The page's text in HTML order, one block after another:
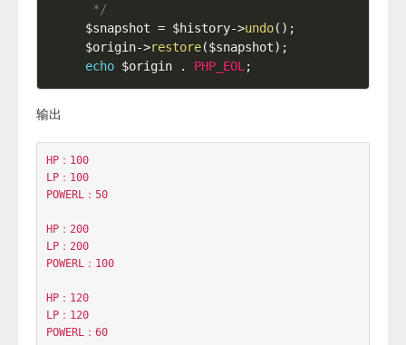
*/
$snapshot = $history->undo( ) ;
$origin->restore($snapshot) ;
echo $origin . PHP_EOL ;
输出
HP：100
LP：100
POWERL：50
HP：200
LP：200
POWERL：100
HP：120
LP：120
POWERL：60